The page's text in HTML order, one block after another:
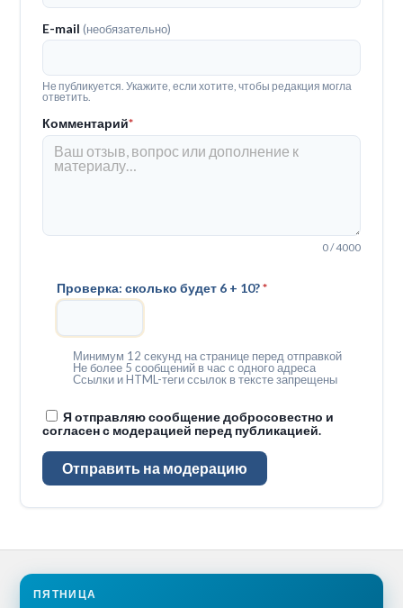
E-mail(необязательно)
Не публикуется. Укажите, если хотите, чтобы редакция могла
ответить.
Комментарий*
0 / 4000
Проверка: сколько будет 6 + 10?*
Минимум 12 секунд на странице перед отправкой
Не более 5 сообщений в час с одного адреса
Ссылки и HTML-теги ссылок в тексте запрещены
Я отправляю сообщение добросовестно и
согласен с модерацией перед публикацией.
Отправить на модерацию
ПЯТНИЦА